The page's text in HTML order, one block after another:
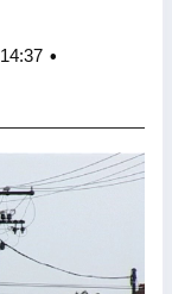
14:37 •